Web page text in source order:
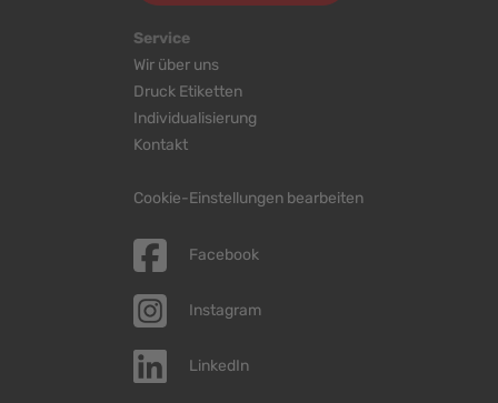
Service
Wir über uns
Druck Etiketten
Individualisierung
Kontakt
Cookie-Einstellungen bearbeiten
Facebook
Instagram
LinkedIn